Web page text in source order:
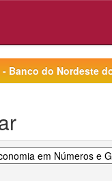
- Banco do Nordeste